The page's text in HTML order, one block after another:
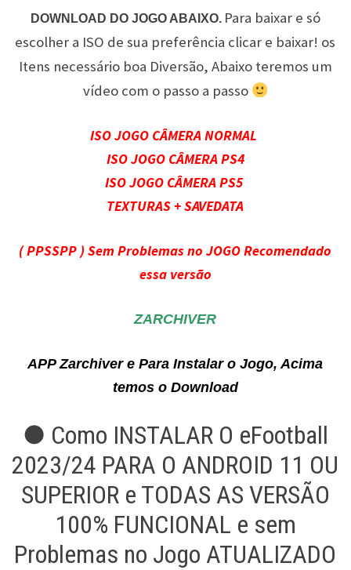
DOWNLOAD DO JOGO ABAIXO. Para baixar e só
escolher a ISO de sua preferência clicar e baixar! os
Itens necessário boa Diversão, Abaixo teremos um
vídeo com o passo a passo
ISO JOGO CÂMERA NORMAL
ISO JOGO CÂMERA PS4
ISO JOGO CÂMERA PS5
TEXTURAS + SAVEDATA
( PPSSPP ) Sem Problemas no JOGO Recomendado
essa versão
ZARCHIVER
APP Zarchiver e Para Instalar o Jogo, Acima
temos o Download
● Como INSTALAR O eFootball
2023/24 PARA O ANDROID 11 OU
SUPERIOR e TODAS AS VERSÃO
100% FUNCIONAL e sem
Problemas no Jogo ATUALIZADO